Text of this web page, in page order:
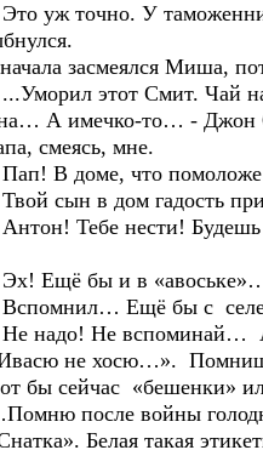
У таможенника…
засмеялся Миша,
этот Смит. Чай на
А имечко-то… - Джон
смеясь, мне.
что помоложе и
в дом гадость
нести! Будешь
бы и в «авоське»… –
Ещё бы с
Не вспоминай… А,
хосю…». Помнишь,
«бешенки» или
войны голодно
Белая такая